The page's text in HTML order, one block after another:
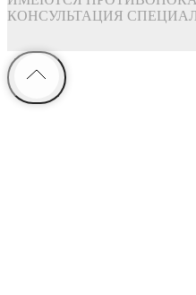
КОНСУЛЬТАЦИЯ